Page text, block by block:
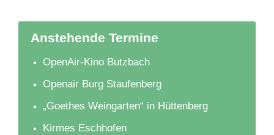
Anstehende Termine
OpenAir-Kino Butzbach
Openair Burg Staufenberg
„Goethes Weingarten“ in Hüttenberg
Kirmes Eschhofen